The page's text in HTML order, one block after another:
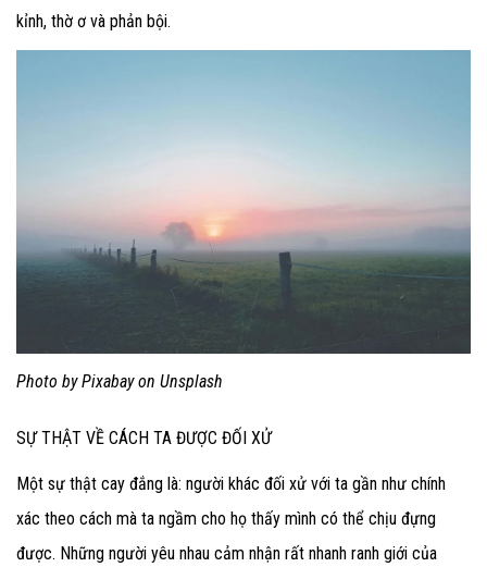
kỉnh, thờ ơ và phản bội.
Photo by Pixabay on Unsplash
SỰ THẬT VỀ CÁCH TA ĐƯỢC ĐỐI XỬ
Một sự thật cay đắng là: người khác đối xử với ta gần như chính
xác theo cách mà ta ngầm cho họ thấy mình có thể chịu đựng
được. Những người yêu nhau cảm nhận rất nhanh ranh giới của